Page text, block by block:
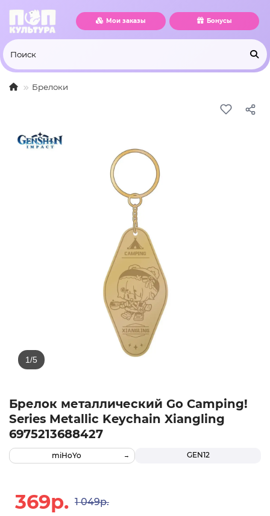
Мои заказы Бонусы
Брелоки
Брелок металлический Go Camping!
Series Metallic Keychain Xiangling
6975213688427
GEN12
miHoYo
369р. 1 049р.